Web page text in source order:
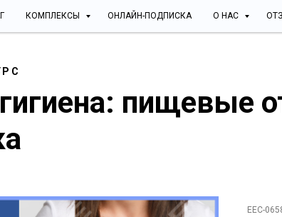
КОМПЛЕКСЫ ОНЛАЙН-ПОДПИСКА О НАС
пищевые
EEC-